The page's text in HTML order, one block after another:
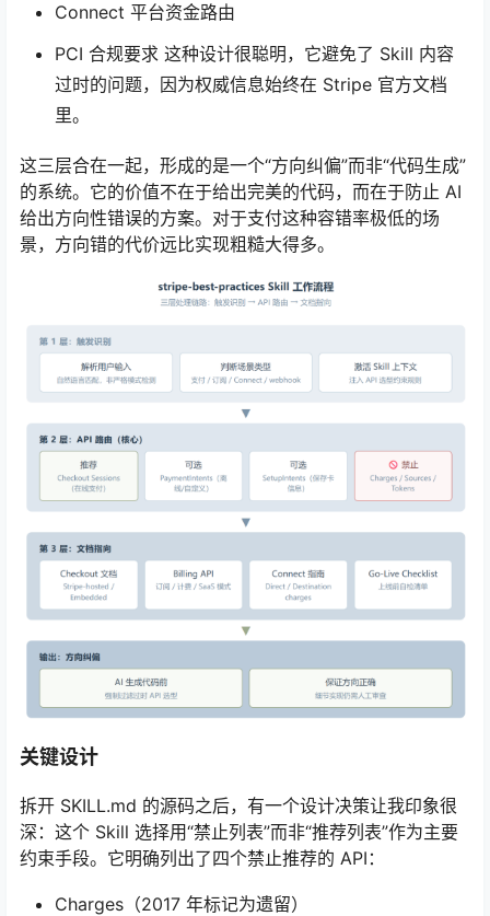
Connect 平台资金路由
PCI 合规要求 这种设计很聪明，它避免了 Skill 内容
过时的问题，因为权威信息始终在 Stripe 官方文档
里。
这三层合在一起，形成的是一个“方向纠偏”而非“代码生成”
的系统。它的价值不在于给出完美的代码，而在于防止 AI
给出方向性错误的方案。对于支付这种容错率极低的场
景，方向错的代价远比实现粗糙大得多。
关键设计
拆开 SKILL.md 的源码之后，有一个设计决策让我印象很
深：这个 Skill 选择用“禁止列表”而非“推荐列表”作为主要
约束手段。它明确列出了四个禁止推荐的 API：
Charges（2017 年标记为遗留）